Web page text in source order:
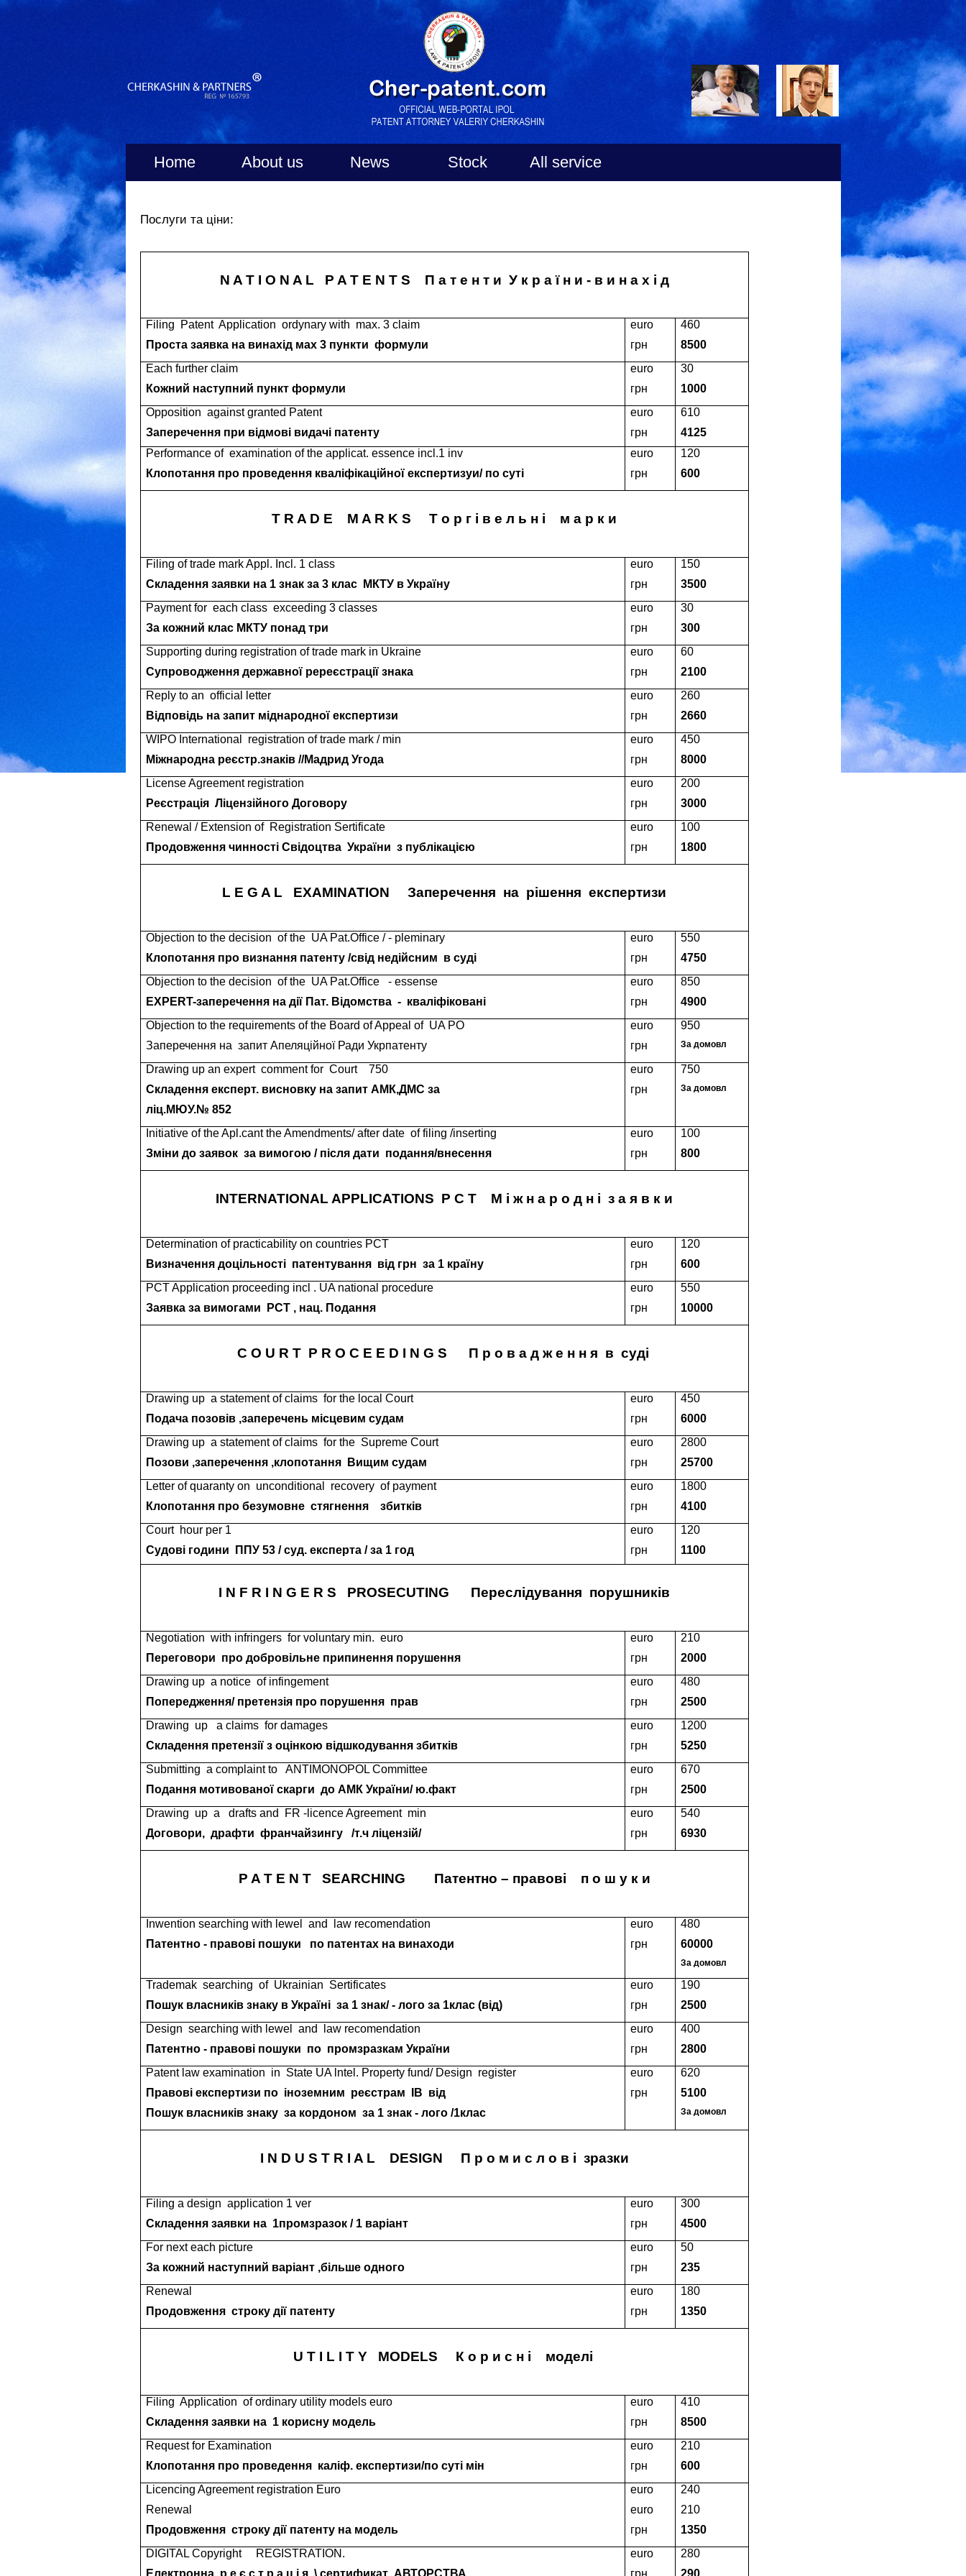
Home About us News Stock All service
Послуги та ціни:
N A T I O N A L P A T E N T S П а т е н т и У к р а ї н и - в и н а х і д
Filing Patent Application ordynary with max. 3 claim
Проста заявка на винахід мах 3 пункти формули
euro
грн
460
8500
Each further claim
Кожний наступний пункт формули
euro
грн
30
1000
Opposition against granted Patent
Заперечення при відмові видачі патенту
euro
грн
610
4125
Performance of examination of the applicat. essence incl.1 inv
Клопотання про проведення кваліфікаційної експертизуи/ по суті
euro
грн
120
600
T R A D E M A R K S Т о р г і в е л ь н і м а р к и
Filing of trade mark Appl. Incl. 1 class
Складення заявки на 1 знак за 3 клас
МКТУ в Україну
euro
грн
150
3500
Payment for each class exceeding 3 classes
За кожний клас МКТУ понад три
euro
грн
30
300
Supporting during registration of trade mark in Ukraine
Cупроводження державної ререєстрації знака
euro
грн
60
2100
Reply to an official letter
Відповідь на запит міднародної експертизи
euro
грн
260
2660
WIPO International
registration of trade mark / min
Міжнародна реєстр.знаків //Мадрид Угода
euro
грн
450
8000
License Agreement registration
Реєстрація Ліцензійного Договору
euro
грн
200
3000
Renewal / Extension of
Registration Sertificate
Продовження чинності Свідоцтва України з публікацією
euro
грн
100
1800
L E G A L EXAMINATION Заперечення на рішення експертизи
Objection to the decision of the UA Pat.Office / - pleminary
Клопотання про визнання патенту /свід недійсним в суді
euro
грн
550
4750
Objection to the decision of the UA Pat.Office
- essense
EXPERT-заперечення на дії Пат. Відомства - кваліфіковані
euro
грн
850
4900
Objection to the requirements of the Board of Appeal of UA PO
Заперечення на запит Апеляційної Ради Укрпатенту
euro
грн
950
За домовл
Drawing up an expert comment for Court
750
Cкладення експерт. висновку на запит АМК,ДМС за
ліц.МЮУ.№ 852
euro
грн
750
За домовл
Initiative of the Apl.cant the Amendments/ after date of filing /inserting
Зміни до заявок за вимогою / після дати подання/внесення
euro
грн
100
800
INTERNATIONAL APPLICATIONS P C T М і ж н а р о д н і з а я в к и
Determination of practicability on countries PCT
Визначення доцільності патентування від грн за 1 країну
euro
грн
120
600
PCT Application proceeding incl . UA national procedure
Заявка за вимогами
РСТ , нац. Подання
euro
грн
550
10000
C O U R T P R O C E E D I N G S П р о в а д ж е н н я в суді
Drawing up a statement of claims for the local Court
Подача позовів ,заперечень місцевим судам
euro
грн
450
6000
Drawing up a statement of claims for the Supreme Court
Позови ,заперечення ,клопотання
Вищим судам
euro
грн
2800
25700
Letter of quaranty on unconditional recovery of payment
Клопотання про безумовне стягнення збитків
euro
грн
1800
4100
Сourt
hour per 1
Судові години
ППУ 53 / суд. експерта / за 1 год
euro
грн
120
1100
I N F R I N G E R S PROSECUTING Переслідування порушників
Negotiation with infringers for voluntary min. euro
Переговори про добровільне припинення порушення
euro
грн
210
2000
Drawing up a notice of infingement
Попередження/ претензія про порушення прав
euro
грн
480
2500
Drawing up a claims for damages
Складення претензії з оцінкою відшкодування збитків
euro
грн
1200
5250
Submitting a complaint to
ANTIMONOPOL Committee
Подання мотивованої скарги до АМК України/ ю.факт
euro
грн
670
2500
Drawing up a drafts and FR -licence Agreement min
Договори, драфти франчайзингу /т.ч ліцензій/
euro
грн
540
6930
P A T E N T SEARCHING Патентно – правові п о ш у к и
Inwention searching with lewel and
law recomendation
Патентно - правові пошуки
по патентах на винаходи
euro
грн
480
60000
За домовл
Trademak searching of Ukrainian Sertificates
Пошук власників знаку в Україні за 1 знак/ - лого за 1клас (від)
euro
грн
190
2500
Design searching with lewel and
law recomendation
Патентно - правові пошуки по промзразкам України
euro
грн
400
2800
Patent law examination in State UA lntel. Property fund/ Design register
Правові експертизи по іноземним реєстрам ІВ від
Пошук власників знаку за кордоном за 1 знак - лого /1клас
euro
грн
620
5100
За домовл
I N D U S T R I A L DESIGN П р о м и с л о в і зразки
Filing a design application 1 ver
Складення заявки на 1промзразок / 1 варіант
euro
грн
300
4500
For next each picture
За кожний наступний варіант ,більше одного
euro
грн
50
235
Renewal
Продовження строку дії патенту
euro
грн
180
1350
U T I L I T Y MODELS К о р и с н і моделі
Filing Application of ordinary utility models euro
Складення заявки на 1 корисну модель
euro
грн
410
8500
Request for Examination
Клопотання про проведення каліф. експертизи/по суті мін
euro
грн
210
600
Licencing Agreement registration Euro
Renewal
Продовження строку дії патенту на модель
euro
euro
грн
240
210
1350
DIGITAL Copyright
REGISTRATION.
Електронна р е є с т р а ц і я \ сертификат АВТОРСТВА
euro
грн
280
290